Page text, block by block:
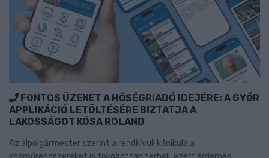
FONTOS ÜZENET A HŐSÉGRIADÓ IDEJÉRE: A GYŐR
APPLIKÁCIÓ LETÖLTÉSÉRE BIZTATJA A
LAKOSSÁGOT KÓSA ROLAND
Az alpolgármester szerint a rendkívüli kánikula a